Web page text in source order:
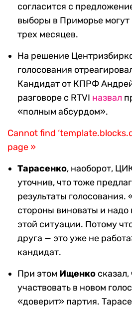
согласится с
выборы в Приморье могут
трех месяцев.
На решение
голосования
Кандидат от КПРФ
разговоре с RTVI назвал
«полным абсурдом».
Cannot find
page »
Тарасенко, наоборот,
уточнив, что тоже
результаты голосования.
стороны виноваты и надо
этой ситуации. Потому
друга — это уже не
кандидат.
При этом Ищенко сказал,
участвовать в новом
«доверит» партия.